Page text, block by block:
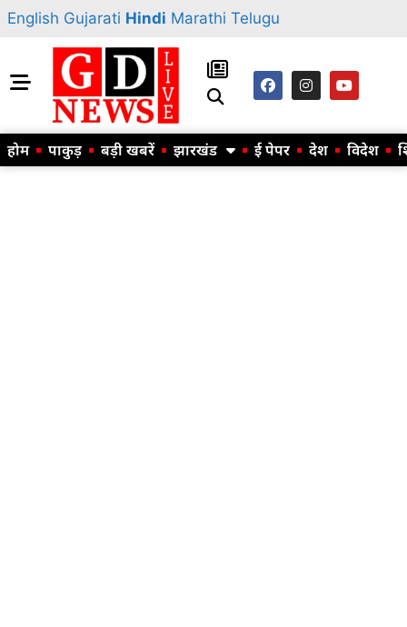
English Gujarati Hindi Marathi Telugu
होम पाकुड़ बड़ी खबरें झारखंड ई पेपर देश विदेश